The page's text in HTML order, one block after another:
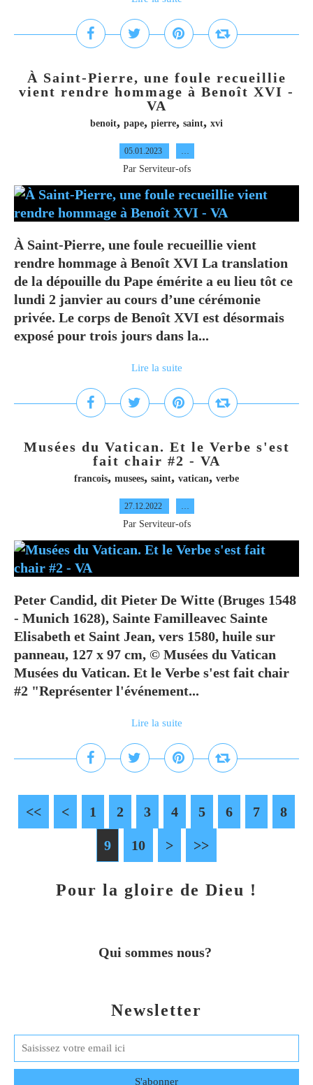
À Saint-Pierre, une foule recueillie
vient rendre hommage à Benoît XVI -
VA
benoit, pape, pierre, saint, xvi
05.01.2023 …
Par Serviteur-ofs
À Saint-Pierre, une foule recueillie vient
rendre hommage à Benoît XVI La translation
de la dépouille du Pape émérite a eu lieu tôt ce
lundi 2 janvier au cours d’une cérémonie
privée. Le corps de Benoît XVI est désormais
exposé pour trois jours dans la...
Lire la suite
Musées du Vatican. Et le Verbe s'est
fait chair #2 - VA
francois, musees, saint, vatican, verbe
27.12.2022 …
Par Serviteur-ofs
Peter Candid, dit Pieter De Witte (Bruges 1548
- Munich 1628), Sainte Familleavec Sainte
Elisabeth et Saint Jean, vers 1580, huile sur
panneau, 127 x 97 cm, © Musées du Vatican
Musées du Vatican. Et le Verbe s'est fait chair
#2 "Représenter l'événement...
Lire la suite
<< < 1 2 3 4 5 6 7 8
9 10 20
30
40
> >>
Newsletter
Pour la gloire de Dieu !
Qui sommes nous?